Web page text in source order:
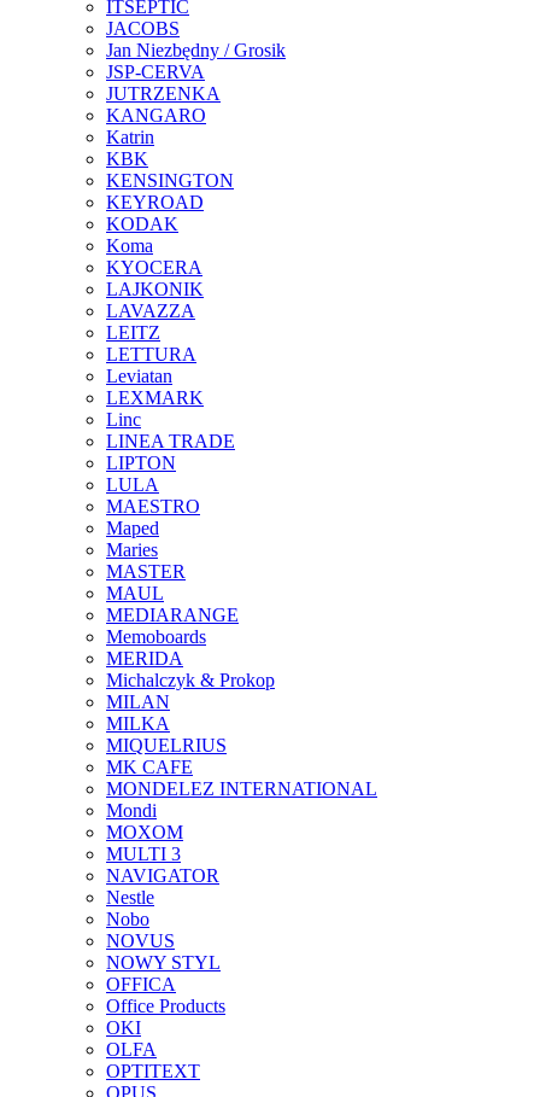
ITSEPTIC
JACOBS
Jan Niezbędny / Grosik
JSP-CERVA
JUTRZENKA
KANGARO
Katrin
KBK
KENSINGTON
KEYROAD
KODAK
Koma
KYOCERA
LAJKONIK
LAVAZZA
LEITZ
LETTURA
Leviatan
LEXMARK
Linc
LINEA TRADE
LIPTON
LULA
MAESTRO
Maped
Maries
MASTER
MAUL
MEDIARANGE
Memoboards
MERIDA
Michalczyk & Prokop
MILAN
MILKA
MIQUELRIUS
MK CAFE
MONDELEZ INTERNATIONAL
Mondi
MOXOM
MULTI 3
NAVIGATOR
Nestle
Nobo
NOVUS
NOWY STYL
OFFICA
Office Products
OKI
OLFA
OPTITEXT
OPUS